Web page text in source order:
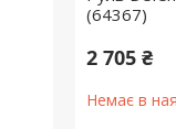
(64367)
2 705 ₴
Немає в